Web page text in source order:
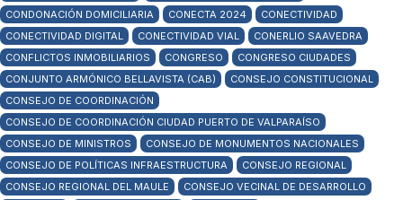
CONDONACIÓN DOMICILIARIA
CONECTA 2024
CONECTIVIDAD
CONECTIVIDAD DIGITAL
CONECTIVIDAD VIAL
CONERLIO SAAVEDRA
CONFLICTOS INMOBILIARIOS
CONGRESO
CONGRESO CIUDADES
CONJUNTO ARMÓNICO BELLAVISTA (CAB)
CONSEJO CONSTITUCIONAL
CONSEJO DE COORDINACIÓN
CONSEJO DE COORDINACIÓN CIUDAD PUERTO DE VALPARAÍSO
CONSEJO DE MINISTROS
CONSEJO DE MONUMENTOS NACIONALES
CONSEJO DE POLÍTICAS INFRAESTRUCTURA
CONSEJO REGIONAL
CONSEJO REGIONAL DEL MAULE
CONSEJO VECINAL DE DESARROLLO